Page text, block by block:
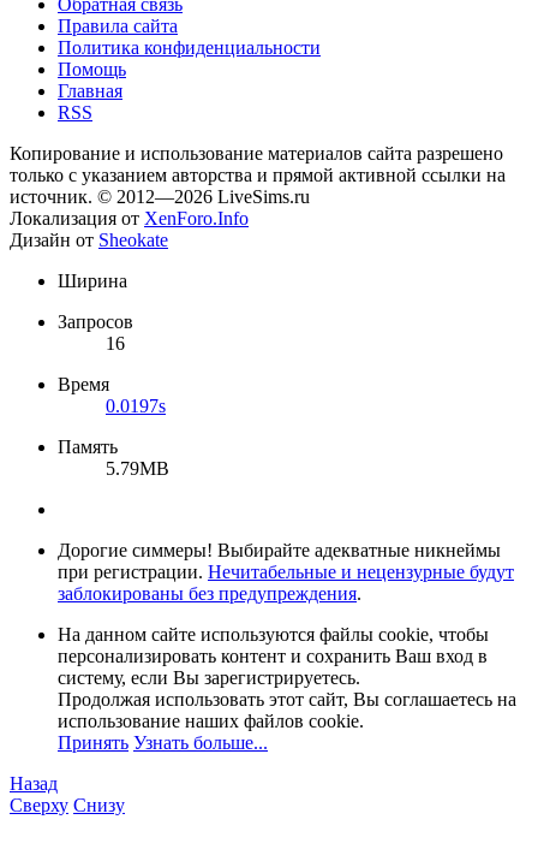
Обратная связь
Правила сайта
Политика конфиденциальности
Помощь
Главная
RSS
Копирование и использование материалов сайта разрешено
только с указанием авторства и прямой активной ссылки на
источник. © 2012—2026 LiveSims.ru
Локализация от XenForo.Info
Дизайн от Sheokate
Ширина
Запросов
16
Время
0.0197s
Память
5.79MB
Дорогие симмеры! Выбирайте адекватные никнеймы
при регистрации. Нечитабельные и нецензурные будут
заблокированы без предупреждения.
На данном сайте используются файлы cookie, чтобы
персонализировать контент и сохранить Ваш вход в
систему, если Вы зарегистрируетесь.
Продолжая использовать этот сайт, Вы соглашаетесь на
использование наших файлов cookie.
Принять Узнать больше...
Назад
Сверху Снизу